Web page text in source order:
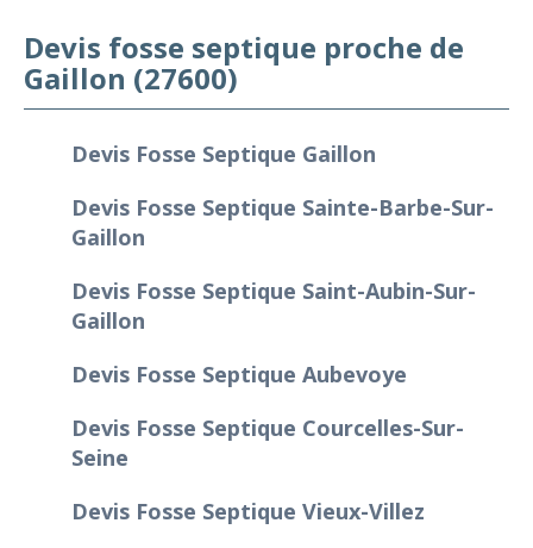
Devis fosse septique proche de
Gaillon (27600)
Devis Fosse Septique Gaillon
Devis Fosse Septique Sainte-Barbe-Sur-
Gaillon
Devis Fosse Septique Saint-Aubin-Sur-
Gaillon
Devis Fosse Septique Aubevoye
Devis Fosse Septique Courcelles-Sur-
Seine
Devis Fosse Septique Vieux-Villez